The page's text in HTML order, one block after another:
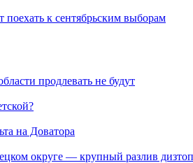
к сентябрьским выборам
продлевать не будут
на Доватора
округе — крупный разлив